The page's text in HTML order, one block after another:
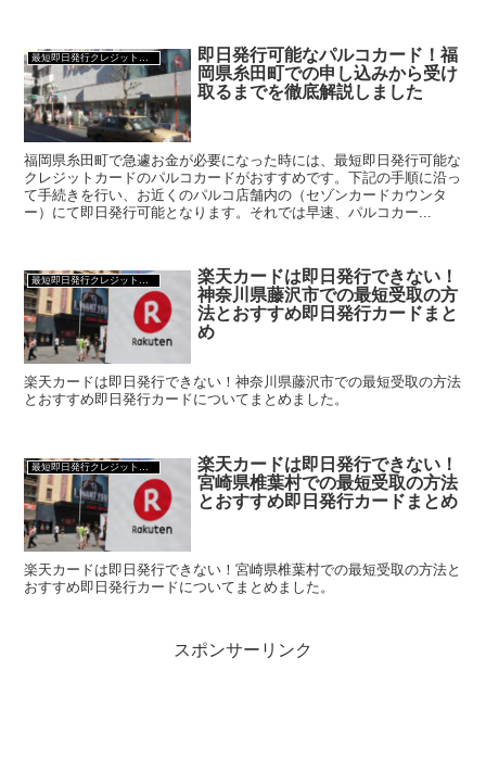
最短即日発行クレジットカード
即日発行可能なパルコカード！福
岡県糸田町での申し込みから受け
取るまでを徹底解説しました
福岡県糸田町で急遽お金が必要になった時には、最短即日発行可能な
クレジットカードのパルコカードがおすすめです。下記の手順に沿っ
て手続きを行い、お近くのパルコ店舗内の（セゾンカードカウンタ
ー）にて即日発行可能となります。それでは早速、パルコカー...
楽天カードは即日発行できない！
神奈川県藤沢市での最短受取の方
法とおすすめ即日発行カードまと
め
楽天カードは即日発行できない！神奈川県藤沢市での最短受取の方法
とおすすめ即日発行カードについてまとめました。
最短即日発行クレジットカード
楽天カードは即日発行できない！
宮崎県椎葉村での最短受取の方法
とおすすめ即日発行カードまとめ
楽天カードは即日発行できない！宮崎県椎葉村での最短受取の方法と
おすすめ即日発行カードについてまとめました。
スポンサーリンク